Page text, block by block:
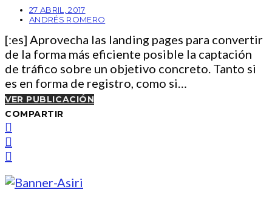
27 ABRIL, 2017
ANDRÉS ROMERO
[:es] Aprovecha las landing pages para convertir
de la forma más eficiente posible la captación
de tráfico sobre un objetivo concreto. Tanto si
es en forma de registro, como si…
VER PUBLICACIÓN
COMPARTIR